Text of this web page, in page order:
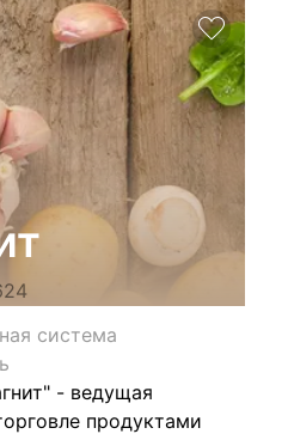
система
- ведущая
продуктами